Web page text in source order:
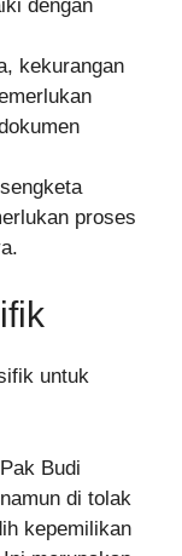
dengan
kekurangan
proses
untuk
Pak Budi
di tolak
kepemilikan